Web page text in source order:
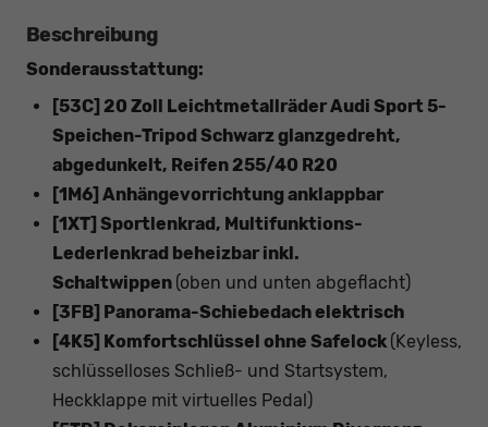
Beschreibung
Sonderausstattung:
[53C] 20 Zoll Leichtmetallräder Audi Sport 5-
Speichen-Tripod Schwarz glanzgedreht,
abgedunkelt, Reifen 255/40 R20
[1M6] Anhängevorrichtung anklappbar
[1XT] Sportlenkrad, Multifunktions-
Lederlenkrad beheizbar inkl.
Schaltwippen (oben und unten abgeflacht)
[3FB] Panorama-Schiebedach elektrisch
[4K5] Komfortschlüssel ohne Safelock (Keyless,
schlüsselloses Schließ- und Startsystem,
Heckklappe mit virtuelles Pedal)